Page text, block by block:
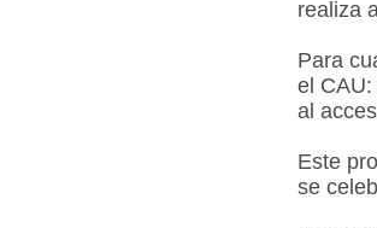
realiza
Para
el CAU:
al
Este
se